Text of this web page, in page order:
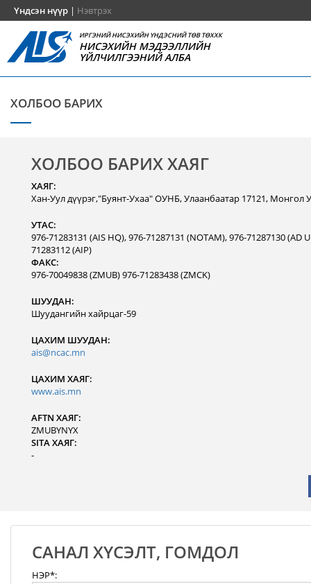
Үндсэн нүүр | Нэвтрэх
ИРГЭНИЙ НИСЭХИЙН ҮНДЭСНИЙ ТӨВ ТӨХХК
НИСЭХИЙН МЭДЭЭЛЛИЙН
ҮЙЛЧИЛГЭЭНИЙ АЛБА
ХОЛБОО БАРИХ
ХОЛБОО БАРИХ ХАЯГ
ХАЯГ:
Хан-Уул дүүрэг,"Буянт-Ухаа" ОУНБ, Улаанбаатар 17121, Монгол
УТАС:
976-71283131 (AIS HQ), 976-71287131 (NOTAM), 976-71287130 (AD
71283112 (AIP)
ФАКС:
976-70049838 (ZMUB) 976-71283438 (ZMCK)
ШУУДАН:
Шуудангийн хайрцаг-59
ЦАХИМ ШУУДАН:
ais@ncac.mn
ЦАХИМ ХАЯГ:
www.ais.mn
AFTN ХАЯГ:
ZMUBYNYX
SITA ХАЯГ:
-
САНАЛ ХҮСЭЛТ, ГОМДОЛ
НЭР*: